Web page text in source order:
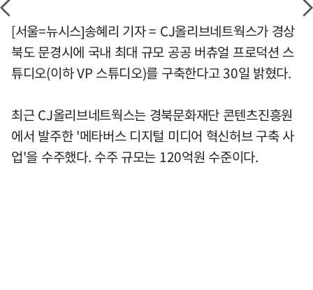
[서울=뉴시스]송혜리 기자 = CJ올리브네트웍스가 경상
북도 문경시에 국내 최대 규모 공공 버츄얼 프로덕션 스
튜디오(이하 VP 스튜디오)를 구축한다고 30일 밝혔다.
최근 CJ올리브네트웍스는 경북문화재단 콘텐츠진흥원
에서 발주한 '메타버스 디지털 미디어 혁신허브 구축 사
업'을 수주했다. 수주 규모는 120억원 수준이다.